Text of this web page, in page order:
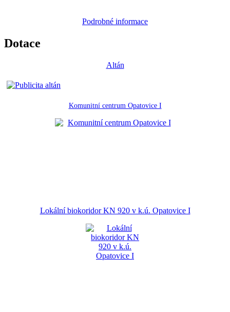
Podrobné informace
Dotace
Altán
Komunitní centrum Opatovice I
Lokální biokoridor KN 920 v k.ú. Opatovice I